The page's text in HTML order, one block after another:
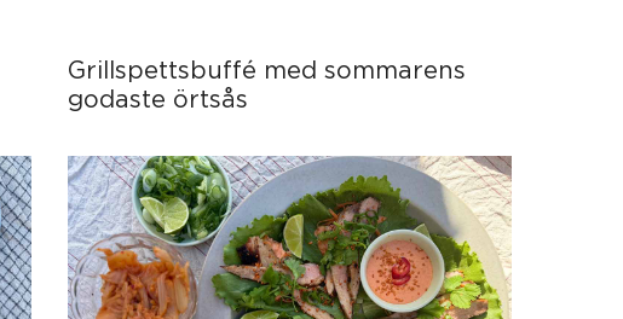
Grillspettsbuffé med sommarens
godaste örtsås